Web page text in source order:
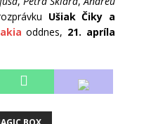
Ušiak Čiky a
oddnes, 21. apríla